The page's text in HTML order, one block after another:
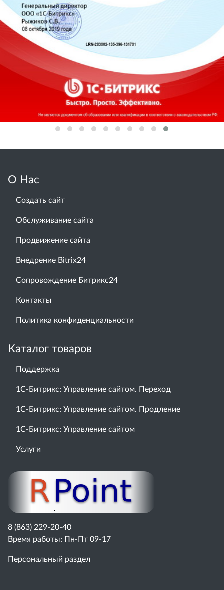
О Нас
Создать сайт
Обслуживание сайта
Продвижение сайта
Внедрение Bitrix24
Сопровождение Битрикс24
Контакты
Политика конфиденциальности
Каталог товаров
Поддержка
1С-Битрикс: Управление сайтом. Переход
1С-Битрикс: Управление сайтом. Продление
1С-Битрикс: Управление сайтом
Услуги
8 (863) 229-20-40
Время работы: Пн-Пт 09-17
Персональный раздел